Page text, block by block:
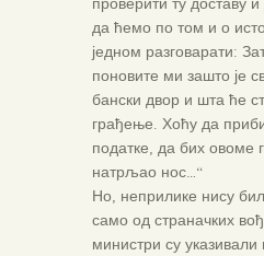
да ћемо по том и о
једном разговарати:
поновите ми зашто је
бански двор и шта ће
грађење. Хоћу да
податке, да бих овоме
натрљао нос…“
Но, неприлике нису
само од страначких
министри су